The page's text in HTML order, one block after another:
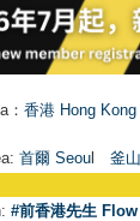
： 香港 Hong Kong
首爾 Seoul 釜
#前香港先生